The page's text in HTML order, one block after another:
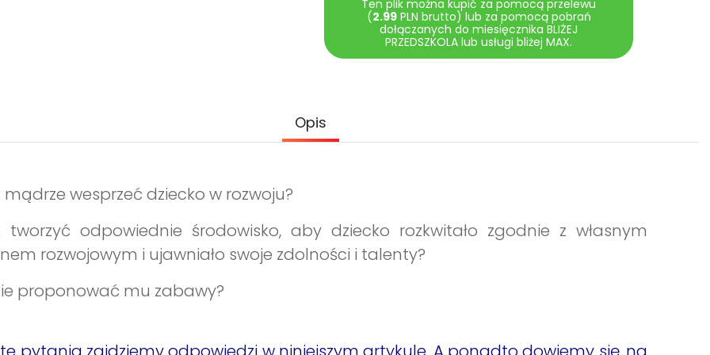
Ten plik można kupić za pomocą przelewu
(2.99PLN brutto) lub za pomocą pobrań
dołączanych do miesięcznika BLIŻEJ
PRZEDSZKOLA lub usługi bliżej MAX.
Opis
mądrze wesprzeć dziecko w rozwoju?
tworzyć odpowiednie środowisko, aby dziecko rozkwitało zgodnie z własnym
rozwojowym i ujawniało swoje zdolności i talenty?
proponować mu zabawy?